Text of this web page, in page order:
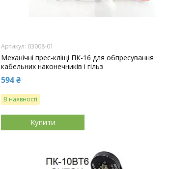
03008-01
Механічні прес-кліщі ПК-16 для обпресування
кабельних наконечників і гільз
594 ₴
В наявності
Купити